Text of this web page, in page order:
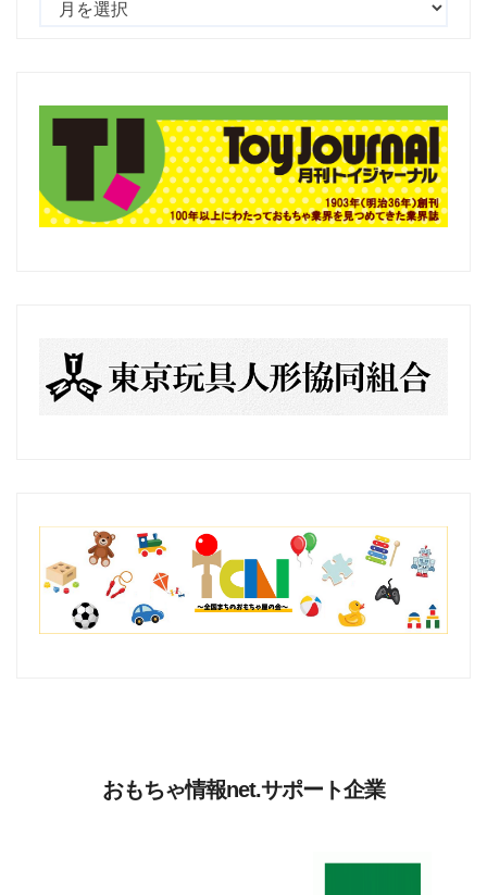
記
おもちゃ情報net.サポート企業